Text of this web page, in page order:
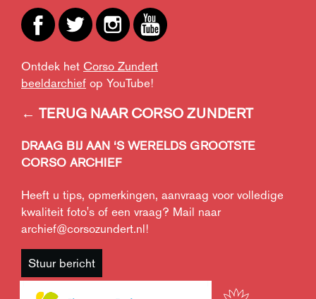
Ontdek het Corso Zundert
beeldarchief op YouTube!
← TERUG NAAR CORSO ZUNDERT
DRAAG BIJ AAN ‘S WERELDS GROOTSTE
CORSO ARCHIEF
Heeft u tips, opmerkingen, aanvraag voor volledige
kwaliteit foto's of een vraag? Mail naar
archief@corsozundert.nl!
Stuur bericht